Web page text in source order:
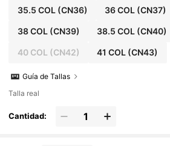
35.5 COL(CN36) 36 COL (CN37)
38 COL(CN39) 38.5 COL (CN40)
40 COL (CN42) 41 COL (CN43)
Guía de Tallas
Talla real
Cantidad: